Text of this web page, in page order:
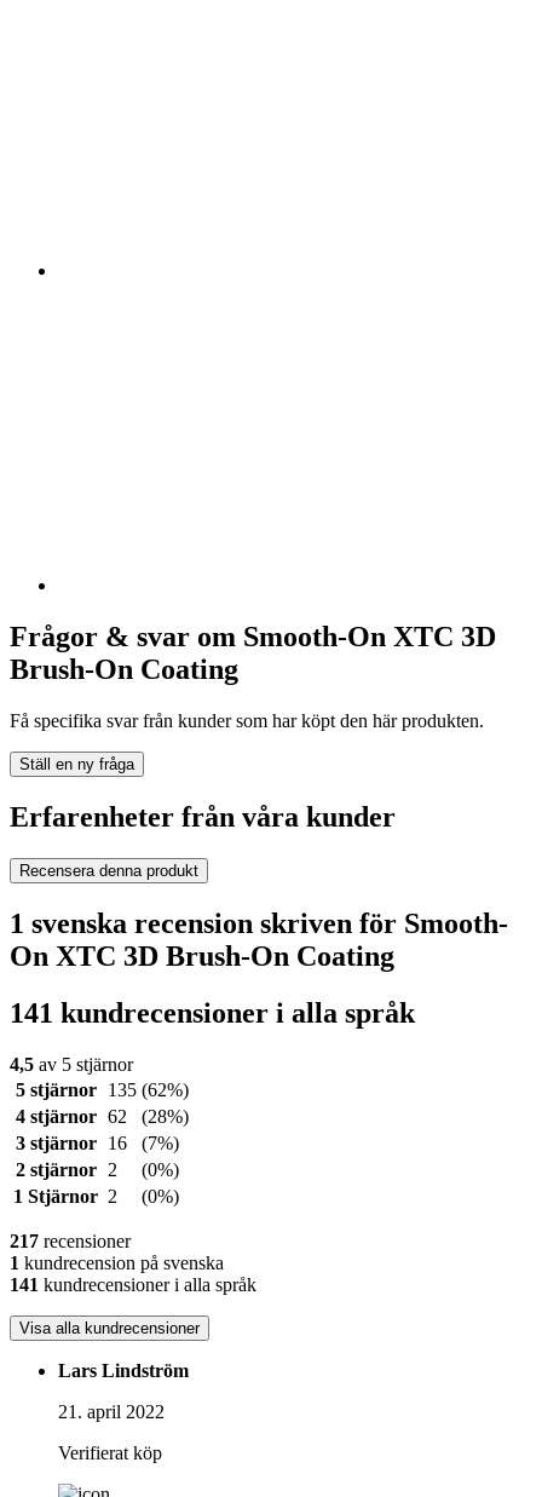
Frågor & svar om Smooth-On XTC 3D
Brush-On Coating
Få specifika svar från kunder som har köpt den här produkten.
Ställ en ny fråga
Erfarenheter från våra kunder
Recensera denna produkt
1 svenska recension skriven för Smooth-
On XTC 3D Brush-On Coating
141 kundrecensioner i alla språk
4,5 av 5 stjärnor
5 stjärnor
135 (62%)
4 stjärnor 62
(28%)
3 stjärnor
16
(7%)
2 stjärnor
2
(0%)
1 Stjärnor 2 (0%)
217 recensioner
1 kundrecension på svenska
141 kundrecensioner i alla språk
Visa alla kundrecensioner
Lars Lindström
21. april 2022
Verifierat köp